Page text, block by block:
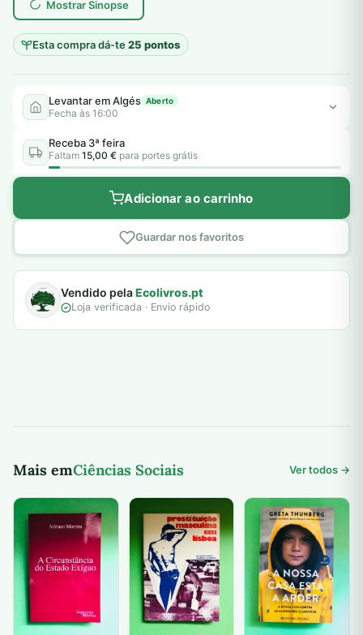
Mostrar Sinopse
Esta compra dá-te25 pontos
Levantar em Algés Aberto
Fecha às 16:00
Receba 3ª feira
Faltam 15,00 € para portes grátis
Adicionar ao carrinho
Guardar nos favoritos
Vendido pelaEcolivros.pt
Loja verificada · Envio rápido
Mais emCiências Sociais Ver todos →